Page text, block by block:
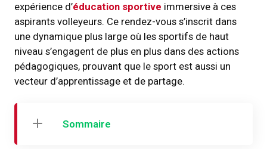
expérience d’éducation sportive immersive à ces
aspirants volleyeurs. Ce rendez-vous s’inscrit dans
une dynamique plus large où les sportifs de haut
niveau s’engagent de plus en plus dans des actions
pédagogiques, prouvant que le sport est aussi un
vecteur d’apprentissage et de partage.
Sommaire